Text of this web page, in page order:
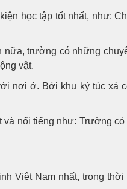
học tập tốt nhất, như:
trường có những
vật.
nơi ở. Bởi khu ký túc xá
nổi tiếng như: Trường có
Việt Nam nhất, trong thời